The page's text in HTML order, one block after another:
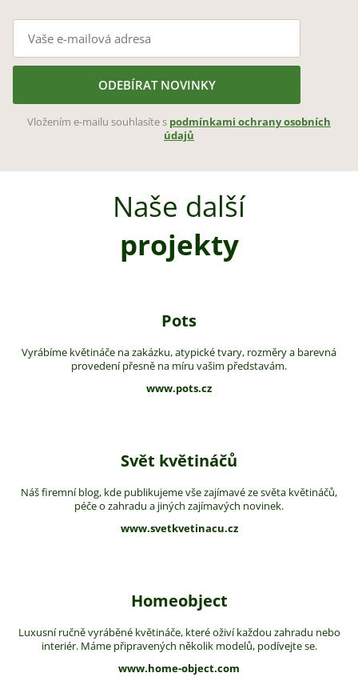
ODEBÍRAT NOVINKY
Vložením e-mailu souhlasíte s podmínkami ochrany osobních
údajů
Naše další
projekty
Pots
Vyrábíme květináče na zakázku, atypické tvary, rozměry a barevná
provedení přesně na míru vašim představám.
www.pots.cz
Svět květináčů
Náš firemní blog, kde publikujeme vše zajímavé ze světa květináčů,
péče o zahradu a jiných zajímavých novinek.
www.svetkvetinacu.cz
Homeobject
Luxusní ručně vyráběné květináče, které oživí každou zahradu nebo
interiér. Máme připravených několik modelů, podívejte se.
www.home-object.com